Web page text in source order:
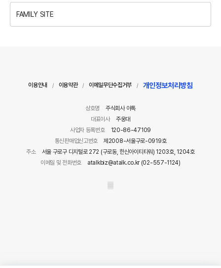
FAMILY SITE
이용안내 / 이용약관 / 이메일무단수집거부 / 개인정보처리방침
상호명
주식회사 아톡
대표이사
주웅대
사업자 등록번호
120-86-47109
통신판매업신고번호
제2008-서울구로-0919호
주소
서울 구로구 디지털로 272 (구로동, 한신아이티타워) 1203호, 1204호
이메일 및 전화번호
atalkbiz@atalk.co.kr (02-557-1124)